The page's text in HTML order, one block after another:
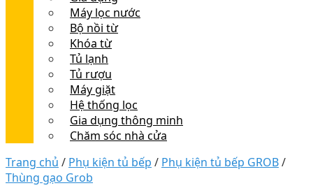
Máy lọc nước
Bộ nồi từ
Khóa từ
Tủ lạnh
Tủ rượu
Máy giặt
Hệ thống lọc
Gia dụng thông minh
Chăm sóc nhà cửa
Trang chủ / Phụ kiện tủ bếp / Phụ kiện tủ bếp GROB/
Thùng gạo Grob